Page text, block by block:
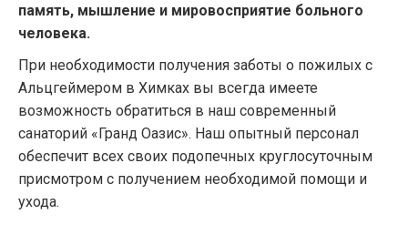
память, мышление и мировосприятие больного
человека.
При необходимости получения заботы о пожилых с
Альцгеймером в Химках вы всегда имеете
возможность обратиться в наш современный
санаторий «Гранд Оазис». Наш опытный персонал
обеспечит всех своих подопечных круглосуточным
присмотром с получением необходимой помощи и
ухода.